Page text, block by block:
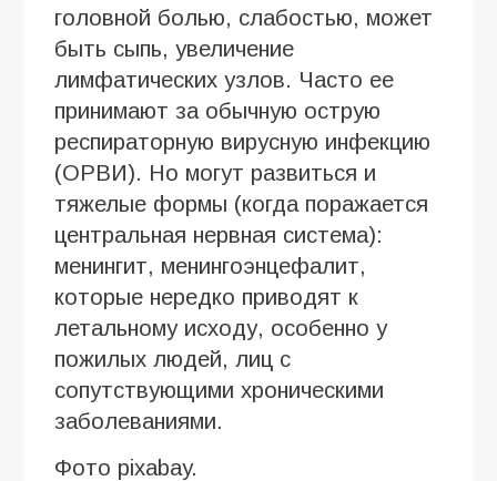
головной болью, слабостью, может
быть сыпь, увеличение
лимфатических узлов. Часто ее
принимают за обычную острую
респираторную вирусную инфекцию
(ОРВИ). Но могут развиться и
тяжелые формы (когда поражается
центральная нервная система):
менингит, менингоэнцефалит,
которые нередко приводят к
летальному исходу, особенно у
пожилых людей, лиц с
сопутствующими хроническими
заболеваниями.
Фото pixabay.